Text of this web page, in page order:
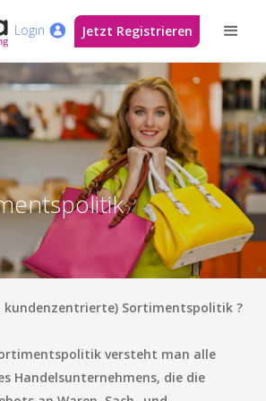
Login Jetzt Registrieren
kundenzentrierte) Sortimentspolitik ?
versteht man alle
Handelsunternehmens, die die